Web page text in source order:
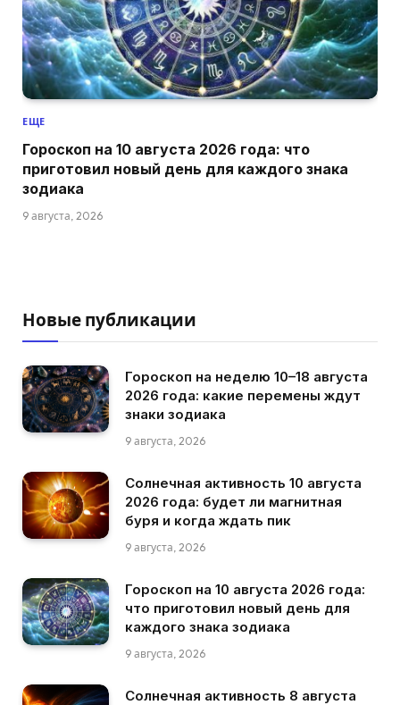
ЕЩЕ
Гороскоп на 10 августа 2026 года: что
приготовил новый день для каждого знака
зодиака
9 августа, 2026
Новые публикации
Гороскоп на неделю 10–18 августа
2026 года: какие перемены ждут
знаки зодиака
9 августа, 2026
Солнечная активность 10 августа
2026 года: будет ли магнитная
буря и когда ждать пик
9 августа, 2026
Гороскоп на 10 августа 2026 года:
что приготовил новый день для
каждого знака зодиака
9 августа, 2026
Солнечная активность 8 августа